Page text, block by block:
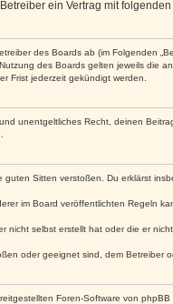
ein Vertrag mit
des Boards ab (im Folgenden
des Boards gelten jeweils die
Frist jederzeit gekündigt werden.
unentgeltliches Recht, deinen
Sitten verstoßen. Du erklärst
im Board veröffentlichten Regeln
selbst erstellt hat oder die er
oder geeignet sind, dem Betreiber
Foren-Software von